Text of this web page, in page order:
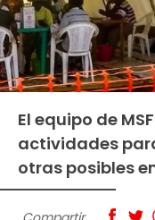
El equipo de
actividades
otras posibles